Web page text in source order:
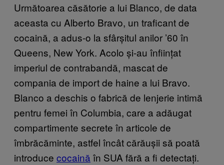
Următoarea căsătorie a lui Blanco, de data
aceasta cu Alberto Bravo, un traficant de
cocaină, a adus-o la sfârșitul anilor ’60 în
Queens, New York. Acolo și-au înființat
imperiul de contrabandă, mascat de
compania de import de haine a lui Bravo.
Blanco a deschis o fabrică de lenjerie intimă
pentru femei în Columbia, care a adăugat
compartimente secrete în articole de
îmbrăcăminte, astfel încât cărăușii să poată
introduce cocaină în SUA fără a fi detectați.